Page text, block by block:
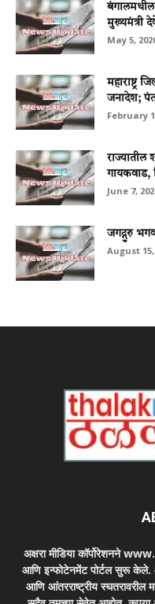
बंगालमधील
मुख्यमंत्री
May 5,
महाराष्ट्र
जनादेश;
February
राज्यातील
गायकवाड,
June 7,
जगद्गुरु
August 15,
अक्षरा मीडिया कॉर्पोरेशनने
आणि इन्फोटेनमेंट पोर्टल सुरू केले.
आणि आंतरराष्ट्रीय स्घतरावरील